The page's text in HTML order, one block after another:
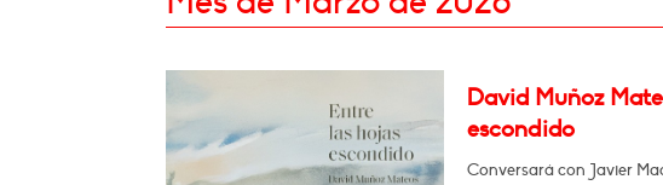
David Muñoz
escondido
Conversará con Javier